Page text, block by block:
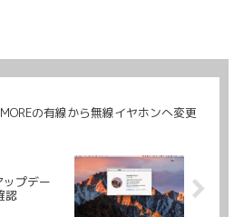
の有線から無線イヤホンへ変更
ップデー
認